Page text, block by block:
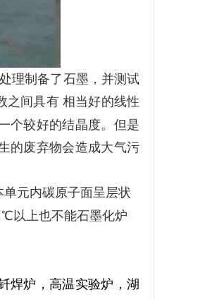
理制备了石墨，并测试
之间具有 相当好的线性
个较好的结晶度。但是
的废弃物会造成大气污
单元内碳原子面呈层状
℃以上也不能石墨化炉
焊炉，高温实验炉，湖